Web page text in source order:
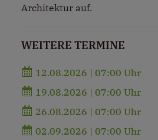
Architektur auf.
WEITERE TERMINE
12.08.2026 | 07:00 Uhr
19.08.2026 | 07:00 Uhr
26.08.2026 | 07:00 Uhr
02.09.2026 | 07:00 Uhr